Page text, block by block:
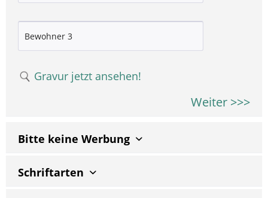
Gravur jetzt ansehen!
Weiter >>>
Bitte keine Werbung
Schriftarten